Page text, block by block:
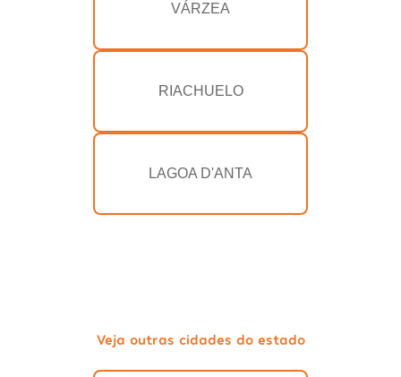
VÁRZEA
RIACHUELO
LAGOA D'ANTA
Veja outras cidades do estado